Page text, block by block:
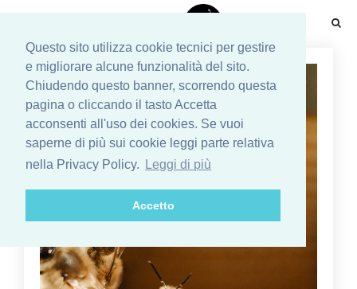
Questo sito utilizza cookie tecnici per gestire
e migliorare alcune funzionalità del sito.
Chiudendo questo banner, scorrendo questa
pagina o cliccando il tasto Accetta
acconsenti all'uso dei cookies. Se vuoi
saperne di più sui cookie leggi parte relativa
nella Privacy Policy.
Leggi di più
Accetto